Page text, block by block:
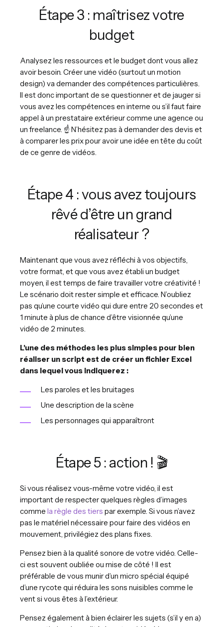
Étape 3 : maîtrisez votre
budget
Analysez les ressources et le budget dont vous allez
avoir besoin. Créer une vidéo (surtout un motion
design) va demander des compétences particulières.
Il est donc important de se questionner et de jauger si
vous avez les compétences en interne ou s’il faut faire
appel à un prestataire extérieur comme une agence ou
un freelance. ☝️ N’hésitez pas à demander des devis et
à comparer les prix pour avoir une idée en tête du coût
de ce genre de vidéos.
Étape 4 : vous avez toujours
rêvé d’être un grand
réalisateur ?
Maintenant que vous avez réfléchi à vos objectifs,
votre format, et que vous avez établi un budget
moyen, il est temps de faire travailler votre créativité !
Le scénario doit rester simple et efficace. N’oubliez
pas qu’une courte vidéo qui dure entre 20 secondes et
1 minute à plus de chance d’être visionnée qu’une
vidéo de 2 minutes.
L'une des méthodes les plus simples pour bien
réaliser un script est de créer un fichier Excel
dans lequel vous indiquerez :
Les paroles et les bruitages
Une description de la scène
Les personnages qui apparaîtront
Étape 5 : action ! 🎬
Si vous réalisez vous-même votre vidéo, il est
important de respecter quelques règles d’images
comme la règle des tiers par exemple. Si vous n’avez
pas le matériel nécessaire pour faire des vidéos en
mouvement, privilégiez des plans fixes.
Pensez bien à la qualité sonore de votre vidéo. Celle-
ci est souvent oubliée ou mise de côté ! Il est
préférable de vous munir d’un micro spécial équipé
d’une rycote qui réduira les sons nuisibles comme le
vent si vous êtes à l’extérieur.
Pensez également à bien éclairer les sujets (s’il y en a)